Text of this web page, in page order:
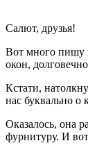
Салют, друзья!
Вот много пишу
окон,
Кстати,
нас буквально
Оказалось, она
фурнитуру. И вот